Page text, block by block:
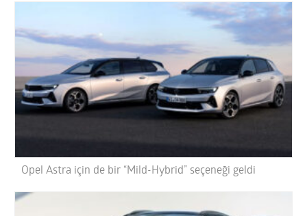
Opel Astra için de bir “Mild-Hybrid” seçeneği geldi